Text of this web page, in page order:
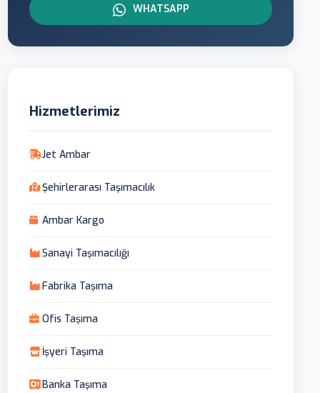
WHATSAPP
Hizmetlerimiz
Jet Ambar
Şehirlerarası Taşımacılık
Ambar Kargo
Sanayi Taşımacılığı
Fabrika Taşıma
Ofis Taşıma
İşyeri Taşıma
Banka Taşıma